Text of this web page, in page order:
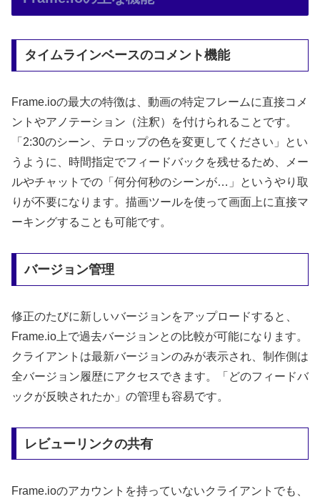
タイムラインベースのコメント機能
Frame.ioの最大の特徴は、動画の特定フレームに直接コメ
ントやアノテーション（注釈）を付けられることです。
「2:30のシーン、テロップの色を変更してください」とい
うように、時間指定でフィードバックを残せるため、メー
ルやチャットでの「何分何秒のシーンが…」というやり取
りが不要になります。描画ツールを使って画面上に直接マ
ーキングすることも可能です。
バージョン管理
修正のたびに新しいバージョンをアップロードすると、
Frame.io上で過去バージョンとの比較が可能になります。
クライアントは最新バージョンのみが表示され、制作側は
全バージョン履歴にアクセスできます。「どのフィードバ
ックが反映されたか」の管理も容易です。
レビューリンクの共有
Frame.ioのアカウントを持っていないクライアントでも、